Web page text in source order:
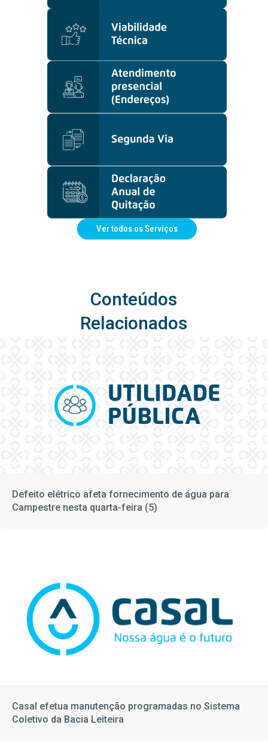
Ver todos os Serviços
Conteúdos
Relacionados
Defeito elétrico afeta fornecimento de água para
Campestre nesta quarta-feira (5)
Casal efetua manutenção programadas no Sistema
Coletivo da Bacia Leiteira